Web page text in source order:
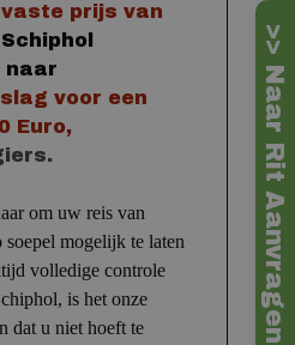
vaste prijs van
Schiphol
naar
voor een
Euro,
om uw reis van
soepel mogelijk te laten
volledige controle
is het onze
dat u niet hoeft te
>> Naar Rit Aanvragen